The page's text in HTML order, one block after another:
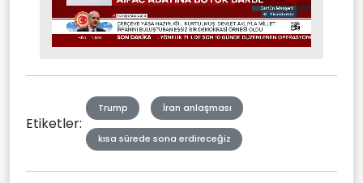
Unmute Stream
Etiketler:
Trump İran anlaşması
kısa sürede sona erdireceğiz